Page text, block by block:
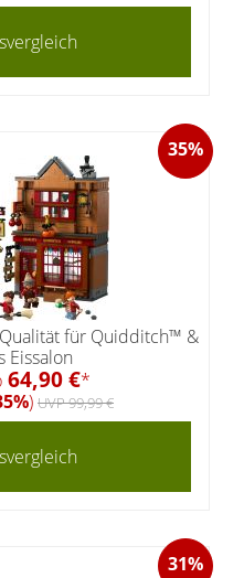
35%
für Quidditch™ &
Eissalon
64,90 €*
) UVP 99,99 €
31%